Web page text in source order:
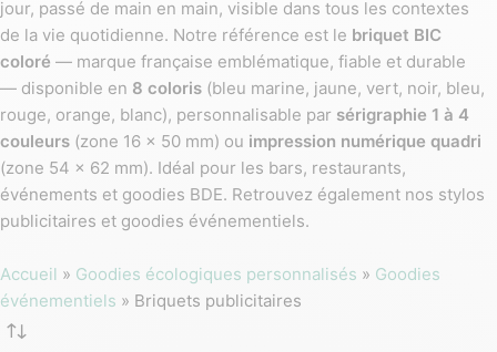
jour, passé de main en main, visible dans tous les contextes
de la vie quotidienne. Notre référence est le briquet BIC
coloré — marque française emblématique, fiable et durable
— disponible en 8 coloris (bleu marine, jaune, vert, noir, bleu,
rouge, orange, blanc), personnalisable par sérigraphie 1 à 4
couleurs (zone 16 x 50 mm) ou impression numérique quadri
(zone 54 x 62 mm). Idéal pour les bars, restaurants,
événements et goodies BDE. Retrouvez également nos stylos
publicitaires et goodies événementiels.
Accueil » Goodies écologiques personnalisés » Goodies
événementiels » Briquets publicitaires